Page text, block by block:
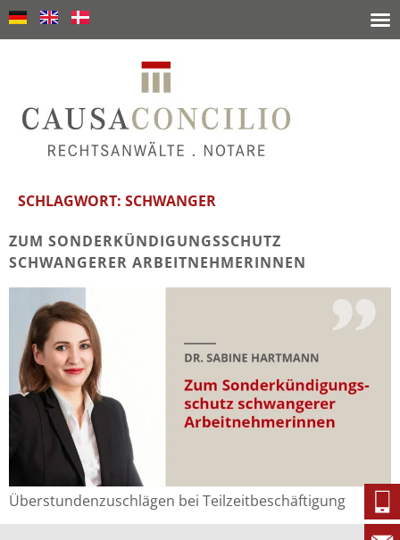
SCHLAGWORT: SCHWANGER
ZUM SONDERKÜNDIGUNGSSCHUTZ
SCHWANGERER ARBEITNEHMERINNEN
Überstundenzuschlägen bei Teilzeitbeschäftigung